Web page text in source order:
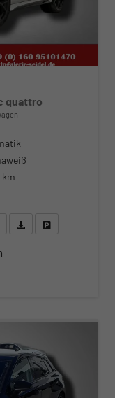
quattro
km
anfragen
Wir rufen Sie anFahrzeugexposé (PDF)